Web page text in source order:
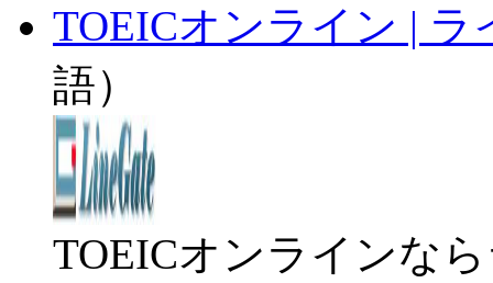
TOEICオンライン | ラ
語）
TOEICオンラインな